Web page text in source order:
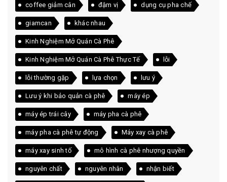
coffee giảm cân đậm vị dụng cụ pha chế
giamcan khác nhau
Kinh Nghiệm Mở Quán Cà Phê
Kinh Nghiệm Mở Quán Cà Phê Thực Tế lỗi
lỗi thường gặp lựa chọn lưu ý
Lưu ý khi bảo quản cà phê máy ép
máy ép trái cây máy pha cà phê
máy pha cà phê tự động Máy xay cà phê
máy xay sinh tố mô hình cà phê nhượng quyền
nguyên chất nguyên nhân nhận biết